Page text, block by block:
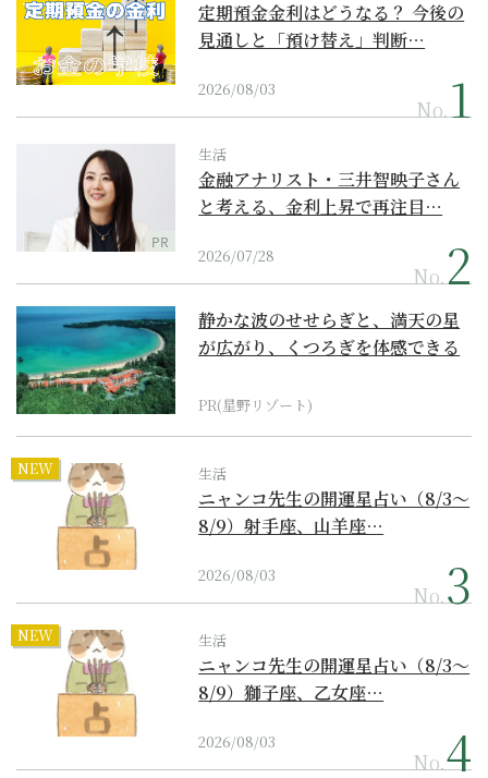
定期預金金利はどうなる？ 今後の
見通しと「預け替え」判断…
2026/08/03
No.
PR
生活
金融アナリスト・三井智映子さん
と考える、金利上昇で再注目…
2026/07/28
No.
静かな波のせせらぎと、満天の星
が広がり、くつろぎを体感できる
PR(星野リゾート)
NEW 生活
ニャンコ先生の開運星占い（8/3～
8/9）射手座、山羊座…
2026/08/03
No.
NEW 生活
ニャンコ先生の開運星占い（8/3～
8/9）獅子座、乙女座…
2026/08/03
No.